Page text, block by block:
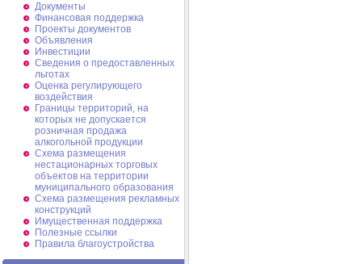
Документы
Финансовая поддержка
Проекты документов
Объявления
Инвестиции
Сведения о предоставленных
льготах
Оценка регулирующего
воздействия
Границы территорий, на
которых не допускается
розничная продажа
алкогольной продукции
Схема размещения
нестационарных торговых
объектов на территории
муниципального образования
Схема размещения рекламных
конструкций
Имущественная поддержка
Полезные ссылки
Правила благоустройства